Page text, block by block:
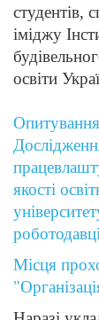
студентів,
іміджу
освіти
Опитування
якості
Місця